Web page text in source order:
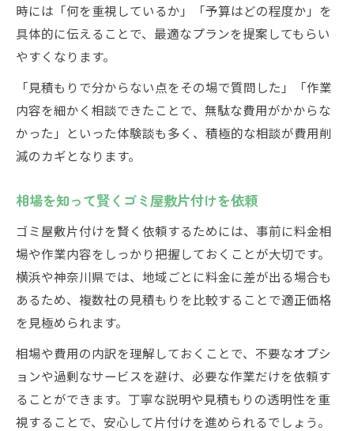
時には「何を重視しているか」「予算はどの程度か」を
具体的に伝えることで、最適なプランを提案してもらい
やすくなります。
「見積もりで分からない点をその場で質問した」「作業
内容を細かく相談できたことで、無駄な費用がかからな
かった」といった体験談も多く、積極的な相談が費用削
減のカギとなります。
相場を知って賢くゴミ屋敷片付けを依頼
ゴミ屋敷片付けを賢く依頼するためには、事前に料金相
場や作業内容をしっかり把握しておくことが大切です。
横浜や神奈川県では、地域ごとに料金に差が出る場合も
あるため、複数社の見積もりを比較することで適正価格
を見極められます。
相場や費用の内訳を理解しておくことで、不要なオプシ
ョンや過剰なサービスを避け、必要な作業だけを依頼す
ることができます。丁寧な説明や見積もりの透明性を重
視することで、安心して片付けを進められるでしょう。